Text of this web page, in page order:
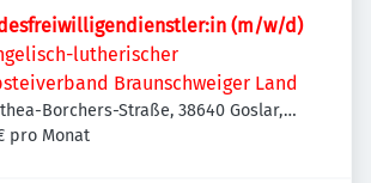
(m/w/d)
lutherischer
Braunschweiger Land
Borchers-Straße, 38640 Goslar,
pro Monat